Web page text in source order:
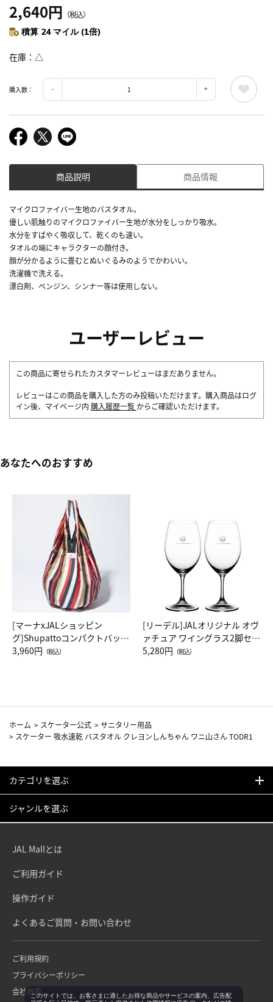
2,640円 （税込）
積算 24 マイル (1倍)
在庫 △
購入数：
商品説明 商品情報
マイクロファイバー生地のバスタオル。
優しい肌触りのマイクロファイバー生地が水分をしっかり吸水。
水分をすばやく吸収して、乾くのも速い。
タオルの端にキャラクターの顔付き。
顔が分かるように畳むとぬいぐるみのようでかわいい。
洗濯機で洗える。
漂白剤、ベンジン、シンナー等は使用しない。
ユーザーレビュー
この商品に寄せられたカスタマーレビューはまだありません。
レビューはこの商品を購入した方のみ投稿いただけます。購入商品はログ
イン後、マイページ内 購入履歴一覧 からご確認いただけます。
あなたへのおすすめ
[マーナxJALショッピン
グ]Shupattoコンパクトバッグ
Drop JAL客室乗務員（LC）ス
3,960円 （税込）
[リーデル]JALオリジナル オヴ
ァチュア ワイングラス2脚セッ
ト（レッドワイン）
5,280円 （税込）
ホーム > スケーター公式 >サニタリー用品
> スケーター 吸水速乾 バスタオル クレヨンしんちゃん ワニ山さん TODR1
カテゴリを選ぶ
ジャンルを選ぶ
JAL Mallとは
ご利用ガイド
操作ガイド
よくあるご質問・お問い合わせ
ご利用規約
プライバシーポリシー
会社概要このサイトでは、お客さまに適したお得な商品やサービスの案内、広告配